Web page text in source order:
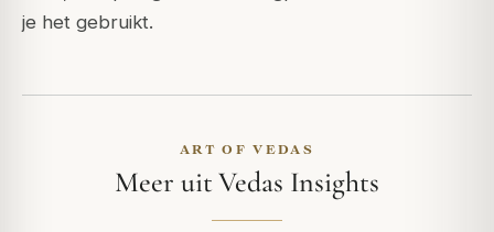
je het gebruikt.
ART OF VEDAS
Meer uit Vedas Insights